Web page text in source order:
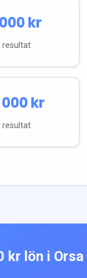
kr
resultat
000kr
resultat
kr lön i Orsa